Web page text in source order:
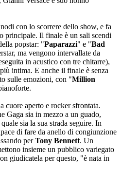
con lo scorrere dello show, e fa
principale. Il finale è un sali scendi
popstar: "Paparazzi" e "Bad
ma vengono intervallate da
in acustico con tre chitarre),
intima. E anche il finale è senza
sulle emozioni, con "Million
cuore aperto e rocker sfrontata.
Gaga sia in mezzo a un guado,
sia la sua strada seguire. In
di fare da anello di congiunzione
perTony Bennett. Un
insieme un pubblico variegato
giudicatela per questo, "è nata in